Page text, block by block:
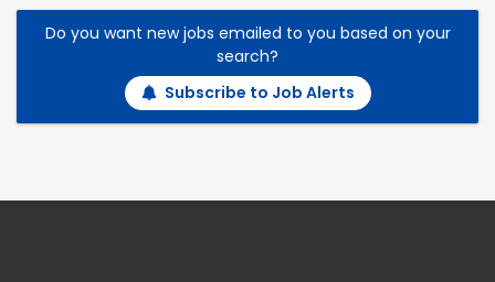
Do you want new jobs emailed to you based on your
search?
Subscribe to Job Alerts